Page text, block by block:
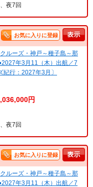
夜7回
お気に入りに登録
ルーズ・神戸～種子島～那
年3月11（木）出航／7
行：2027年3月〕
円
夜7回
お気に入りに登録
ルーズ・神戸～種子島～那
年3月11（木）出航／7